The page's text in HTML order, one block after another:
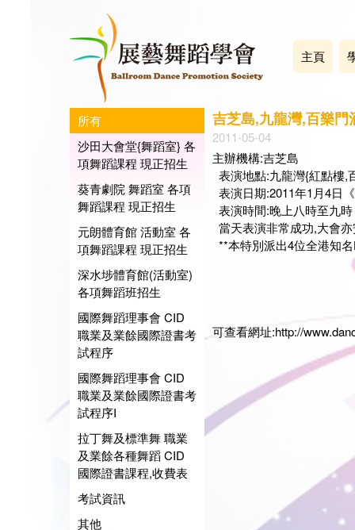
主頁
所有
沙田大會堂{舞蹈室} 各
項舞蹈課程 現正招生
葵青劇院 舞蹈室 各項
舞蹈課程 現正招生
元朗體育館 活動室 各
項舞蹈課程 現正招生
深水埗體育館(活動室)
各項舞蹈班招生
國際舞蹈理事會 CID
職業及業餘國際證書考
試程序
國際舞蹈理事會 CID
職業及業餘國際證書考
試程序I
拉丁舞及標準舞 職業
及業餘各種舞蹈 CID
國際證書課程,收費表
考試資訊
其他
吉芝島,九龍灣,百樂
2011-05-04
主辦機構:吉芝島
表演地點:九龍灣{紅點樓,
表演日期:2011年1月4日
表演時間:晚上八時至九時
當天表演非常成功,大會
**本特別派出4位全港知
可查看網址:http://